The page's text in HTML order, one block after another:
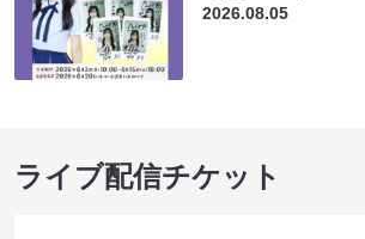
2026.08.05
ライブ配信チケット